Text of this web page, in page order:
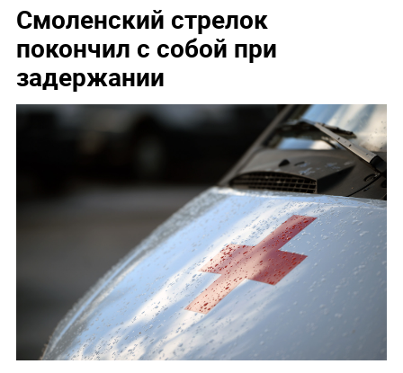
Смоленский стрелок
покончил с собой при
задержании